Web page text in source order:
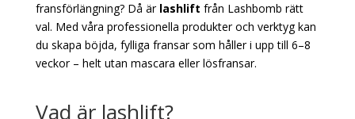
fransförlängning? Då är lashlift från Lashbomb rätt
val. Med våra professionella produkter och verktyg kan
du skapa böjda, fylliga fransar som håller i upp till 6–8
veckor – helt utan mascara eller lösfransar.
Vad är lashlift?